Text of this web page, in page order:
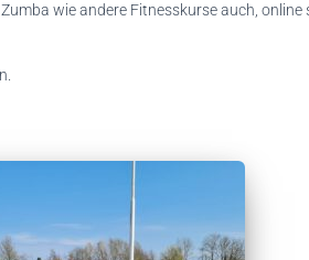
wie andere Fitnesskurse auch,